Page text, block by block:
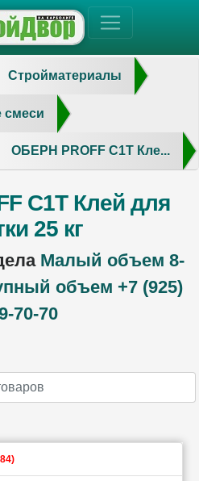
Стройматериалы
смеси
ОБЕРН PROFF C1T Кле...
C1T Клей для
25 кг
Малый объем 8-
объем +7 (925)
70-70